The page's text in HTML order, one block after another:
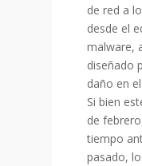
de red a
desde el
malware,
diseñado
daño en
Si bien
de
tiempo
pasado,